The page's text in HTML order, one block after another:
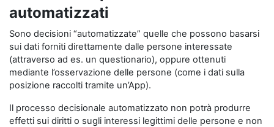
automatizzati
Sono decisioni “automatizzate” quelle che possono basarsi
sui dati forniti direttamente dalle persone interessate
(attraverso ad es. un questionario), oppure ottenuti
mediante l’osservazione delle persone (come i dati sulla
posizione raccolti tramite un’App).
Il processo decisionale automatizzato non potrà produrre
effetti sui diritti o sugli interessi legittimi delle persone e non